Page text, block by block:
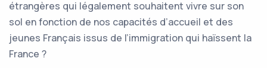
étrangères qui légalement souhaitent vivre sur son
sol en fonction de nos capacités d’accueil et des
jeunes Français issus de l’immigration qui haïssent la
France ?